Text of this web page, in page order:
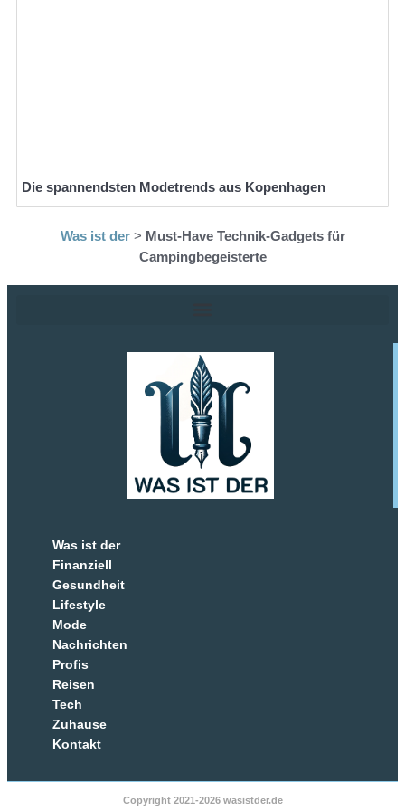
Die spannendsten Modetrends aus Kopenhagen
Was ist der> Must-Have Technik-Gadgets für
Campingbegeisterte
Was ist der
Finanziell
Gesundheit
Lifestyle
Mode
Nachrichten
Profis
Reisen
Tech
Zuhause
Kontakt
Copyright 2021-2026 wasistder.de